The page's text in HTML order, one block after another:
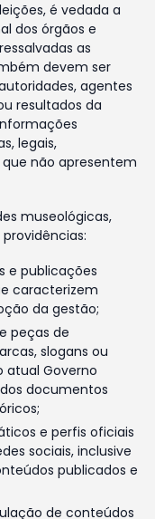
é vedada a
dos órgãos e
as
devem ser
agentes
resultados da
legais,
não apresentem
museológicas,
e publicações
caracterizem
da gestão;
peças de
slogans ou
atual Governo
documentos
e perfis oficiais
sociais, inclusive
publicados e
de conteúdos